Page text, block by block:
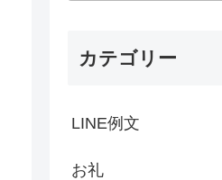
カテゴリー
LINE例文
お礼